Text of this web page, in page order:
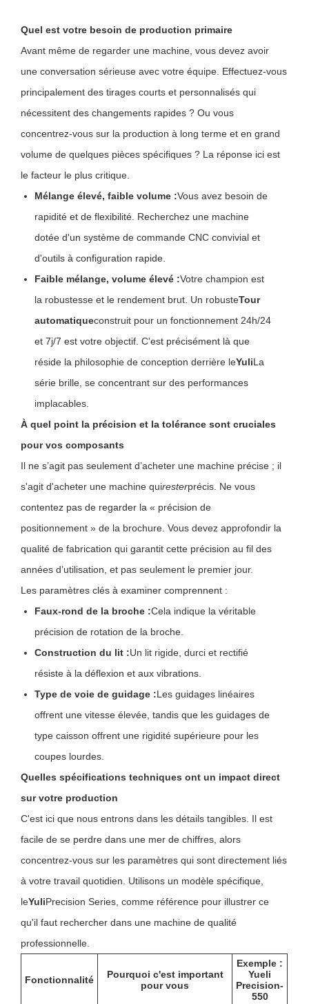
Quel est votre besoin de production primaire
Avant même de regarder une machine, vous devez avoir
une conversation sérieuse avec votre équipe. Effectuez-vous
principalement des tirages courts et personnalisés qui
nécessitent des changements rapides ? Ou vous
concentrez-vous sur la production à long terme et en grand
volume de quelques pièces spécifiques ? La réponse ici est
le facteur le plus critique.
Mélange élevé, faible volume :Vous avez besoin de
rapidité et de flexibilité. Recherchez une machine
dotée d'un système de commande CNC convivial et
d'outils à configuration rapide.
Faible mélange, volume élevé :Votre champion est
la robustesse et le rendement brut. Un robusteTour
automatiqueconstruit pour un fonctionnement 24h/24
et 7j/7 est votre objectif. C'est précisément là que
réside la philosophie de conception derrière leYuliLa
série brille, se concentrant sur des performances
implacables.
À quel point la précision et la tolérance sont cruciales
pour vos composants
Il ne s’agit pas seulement d’acheter une machine précise ; il
s'agit d'acheter une machine quiresterprécis. Ne vous
contentez pas de regarder la « précision de
positionnement » de la brochure. Vous devez approfondir la
qualité de fabrication qui garantit cette précision au fil des
années d’utilisation, et pas seulement le premier jour.
Les paramètres clés à examiner comprennent :
Faux-rond de la broche :Cela indique la véritable
précision de rotation de la broche.
Construction du lit :Un lit rigide, durci et rectifié
résiste à la déflexion et aux vibrations.
Type de voie de guidage :Les guidages linéaires
offrent une vitesse élevée, tandis que les guidages de
type caisson offrent une rigidité supérieure pour les
coupes lourdes.
Quelles spécifications techniques ont un impact direct
sur votre production
C'est ici que nous entrons dans les détails tangibles. Il est
facile de se perdre dans une mer de chiffres, alors
concentrez-vous sur les paramètres qui sont directement liés
à votre travail quotidien. Utilisons un modèle spécifique,
leYuliPrecision Series, comme référence pour illustrer ce
qu'il faut rechercher dans une machine de qualité
professionnelle.
Fonctionnalité
Pourquoi c'est important
pour vous
Exemple :
Yueli
Precision-
550